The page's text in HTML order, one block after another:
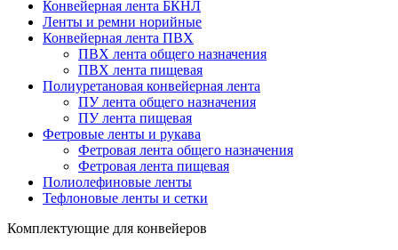
Конвейерная лента БКНЛ
Ленты и ремни норийные
Конвейерная лента ПВХ
ПВХ лента общего назначения
ПВХ лента пищевая
Полиуретановая конвейерная лента
ПУ лента общего назначения
ПУ лента пищевая
Фетровые ленты и рукава
Фетровая лента общего назначения
Фетровая лента пищевая
Полиолефиновые ленты
Тефлоновые ленты и сетки
Комплектующие для конвейеров